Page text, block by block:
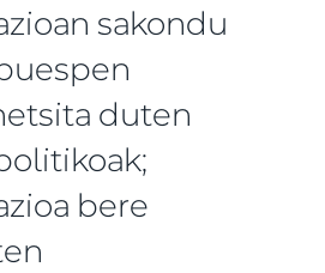
sakondu
duten
bere